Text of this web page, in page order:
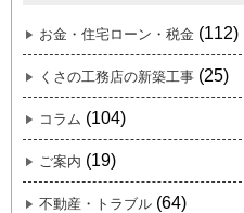
お金・住宅ローン・税金 (112)
くさの工務店の新築工事 (25)
コラム (104)
ご案内 (19)
不動産・トラブル (64)